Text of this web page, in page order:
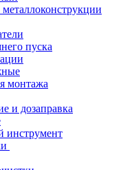
пуска
монтажа
и дозаправка
инструмент